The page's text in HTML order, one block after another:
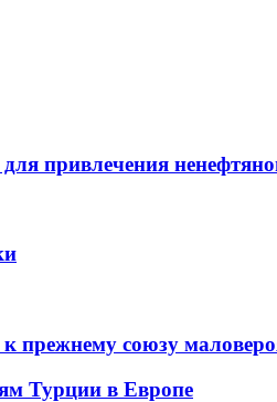
привлечения
прежнему союзу
Турции в Европе